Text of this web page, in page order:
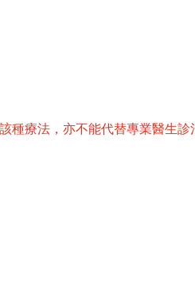
療法，亦不能代替專業醫生